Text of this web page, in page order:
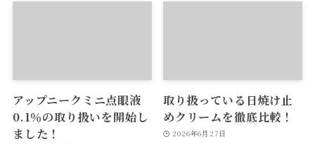
アップニークミニ点眼液
0.1％の取り扱いを開始し
ました！
取り扱っている日焼け止
めクリームを徹底比較！
2026年6月27日